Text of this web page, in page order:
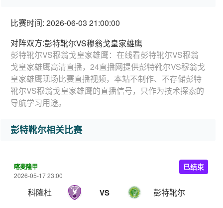
比赛时间: 2026-06-03 21:00:00
对阵双方:彭特靴尔VS穆翁戈皇家雄鹰
彭特靴尔VS穆翁戈皇家雄鹰：在线看彭特靴尔VS穆翁
戈皇家雄鹰高清直播，24直播网提供彭特靴尔VS穆翁戈
皇家雄鹰现场比赛直播视频，本站不制作、不存储彭特
靴尔VS穆翁戈皇家雄鹰的直播信号，只作为技术探索的
导航学习用途。
彭特靴尔相关比赛
喀麦隆甲
2026-05-17 23:00
科隆杜 VS 彭特靴尔
已结束